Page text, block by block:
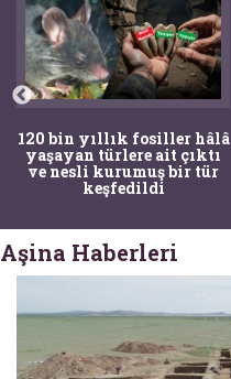
120 bin yıllık fosiller hâlâ
yaşayan türlere ait çıktı
ve nesli kurumuş bir tür
keşfedildi
Aşina Haberleri